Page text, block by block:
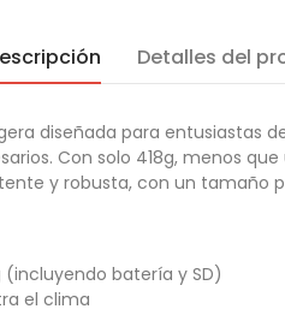
Detalles del
diseñada para entusiastas
Con solo 418g, menos
y robusta, con un
(incluyendo batería y SD)
el clima